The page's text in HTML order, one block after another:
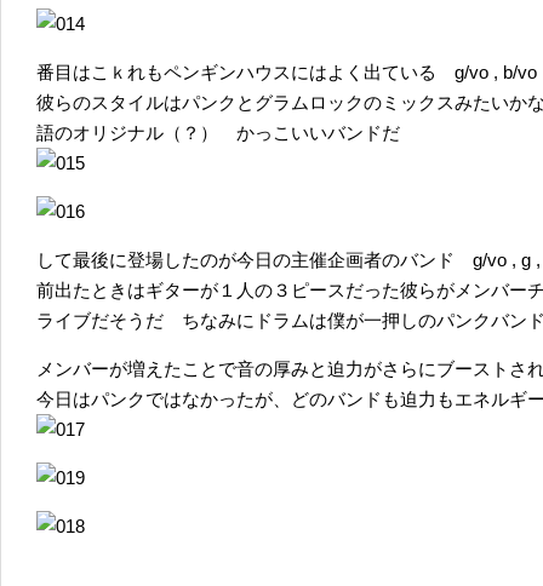
番目はこｋれもペンギンハウスにはよく出ている g/vo , b/
彼らのスタイルはパンクとグラムロックのミックスみたい
語のオリジナル（？） かっこいいバンドだ
して最後に登場したのが今日の主催企画者のバンド g/vo ,
前出たときはギターが１人の３ピースだった彼らがメンバー
ライブだそうだ ちなみにドラムは僕が一押しのパンクバン
メンバーが増えたことで音の厚みと迫力がさらにブースト
今日はパンクではなかったが、どのバンドも迫力もエネルギ